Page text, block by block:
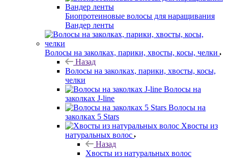
Биопротеиновые волосы для наращивания
Вандер ленты
Волосы на заколках, парики, хвосты, косы, челки
Назад
Волосы на заколках, парики, хвосты, косы,
челки
Волосы на
заколках J-line
Волосы на
заколках 5 Stars
Хвосты из
натуральных волос
Назад
Хвосты из натуральных волос